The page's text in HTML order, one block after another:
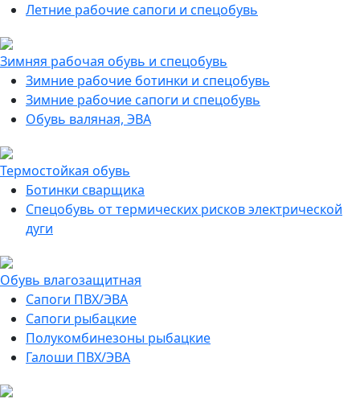
Летние рабочие сапоги и спецобувь
Зимняя рабочая обувь и спецобувь
Зимние рабочие ботинки и спецобувь
Зимние рабочие сапоги и спецобувь
Обувь валяная, ЭВА
Термостойкая обувь
Ботинки сварщика
Спецобувь от термических рисков электрической
дуги
Обувь влагозащитная
Сапоги ПВХ/ЭВА
Сапоги рыбацкие
Полукомбинезоны рыбацкие
Галоши ПВХ/ЭВА